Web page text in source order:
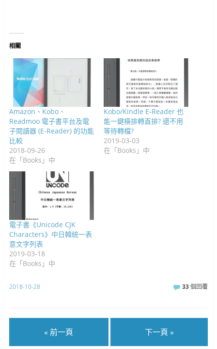
相關
Amazon、Kobo、
Readmoo 電子書平台及電
子閱讀器 (E-Reader) 的功能
比較
2018-09-26
在「Books」中
Kobo/Kindle E-Reader 也
能一鍵橫排轉直排? 還不用
等待轉檔?
2019-03-03
在「Books」中
電子書《Unicode CJK
Characters》中日韓統一表
意文字列表
2019-03-18
在「Books」中
2018-10-28 33個回覆
« 前一頁 下一頁 »